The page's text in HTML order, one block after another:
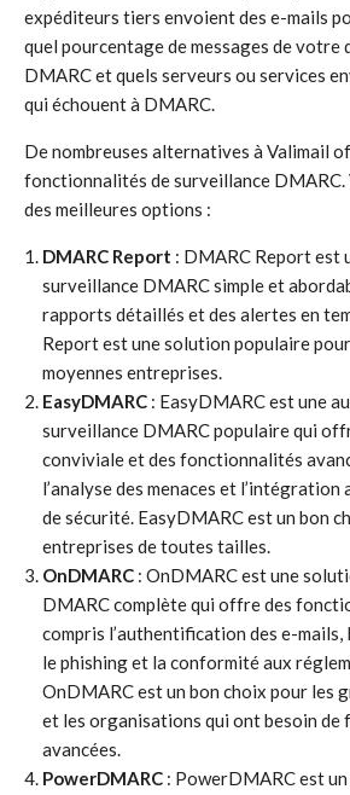
expéditeurs tiers envoient des e-mails
quel pourcentage de messages de votre
DMARC et quels serveurs ou services
qui échouent à DMARC.
De nombreuses alternatives à Valimail
fonctionnalités de surveillance DMARC.
des meilleures options :
DMARC Report : DMARC Report est
surveillance DMARC simple et
rapports détaillés et des alertes en
Report est une solution populaire
moyennes entreprises.
EasyDMARC : EasyDMARC est une
surveillance DMARC populaire qui
conviviale et des fonctionnalités
l’analyse des menaces et l’intégration
de sécurité. EasyDMARC est un bon
entreprises de toutes tailles.
OnDMARC : OnDMARC est une
DMARC complète qui offre des
compris l’authentification des e-
le phishing et la conformité aux
OnDMARC est un bon choix pour les
et les organisations qui ont besoin
avancées.
PowerDMARC : PowerDMARC est